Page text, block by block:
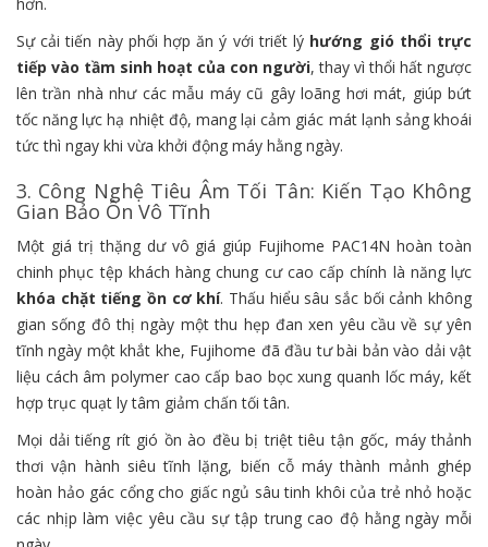
Sự cải tiến này phối hợp ăn ý với triết lý hướng gió thổi trực
tiếp vào tầm sinh hoạt của con người, thay vì thổi hất ngược
lên trần nhà như các mẫu máy cũ gây loãng hơi mát, giúp bứt
tốc năng lực hạ nhiệt độ, mang lại cảm giác mát lạnh sảng khoái
tức thì ngay khi vừa khởi động máy hằng ngày.
3. Công Nghệ Tiêu Âm Tối Tân: Kiến Tạo Không
Gian Bảo Ôn Vô Tĩnh
Một giá trị thặng dư vô giá giúp Fujihome PAC14N hoàn toàn
chinh phục tệp khách hàng chung cư cao cấp chính là năng lực
khóa chặt tiếng ồn cơ khí. Thấu hiểu sâu sắc bối cảnh không
gian sống đô thị ngày một thu hẹp đan xen yêu cầu về sự yên
tĩnh ngày một khắt khe, Fujihome đã đầu tư bài bản vào dải vật
liệu cách âm polymer cao cấp bao bọc xung quanh lốc máy, kết
hợp trục quạt ly tâm giảm chấn tối tân.
Mọi dải tiếng rít gió ồn ào đều bị triệt tiêu tận gốc, máy thảnh
thơi vận hành siêu tĩnh lặng, biến cỗ máy thành mảnh ghép
hoàn hảo gác cổng cho giấc ngủ sâu tinh khôi của trẻ nhỏ hoặc
các nhịp làm việc yêu cầu sự tập trung cao độ hằng ngày mỗi